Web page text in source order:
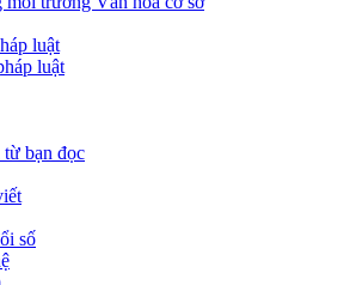
luật
luật
bạn đọc
số